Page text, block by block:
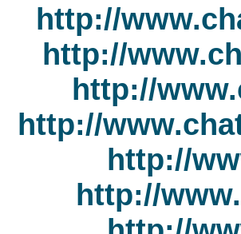
http://
http://
http://
http://
http://
http://